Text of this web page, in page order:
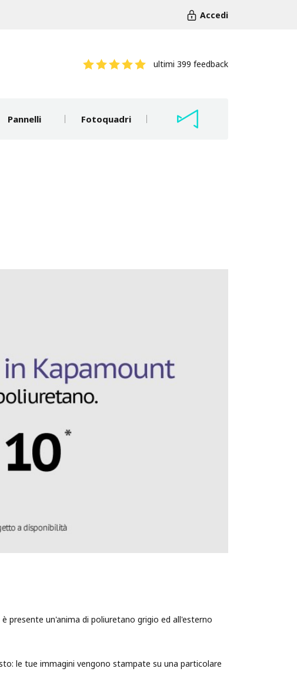
Accedi
ultimi 399 feedback
Pannelli Fotoquadri
presente un'anima di poliuretano grigio ed all'esterno
le tue immagini vengono stampate su una particolare